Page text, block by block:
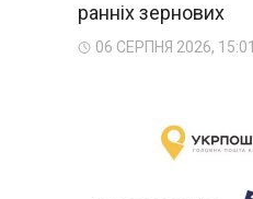
ранніх зернових
06 СЕРПНЯ 2026, 15:01